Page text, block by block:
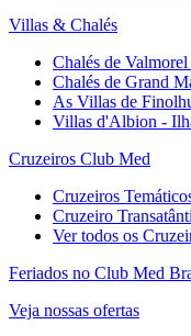
Villas & Chalés
Chalés de Valmorel
Chalés de Grand
As Villas de
Villas d'Albion -
Cruzeiros Club Med
Cruzeiros
Cruzeiro
Ver todos os
Feriados no Club Med
Veja nossas ofertas